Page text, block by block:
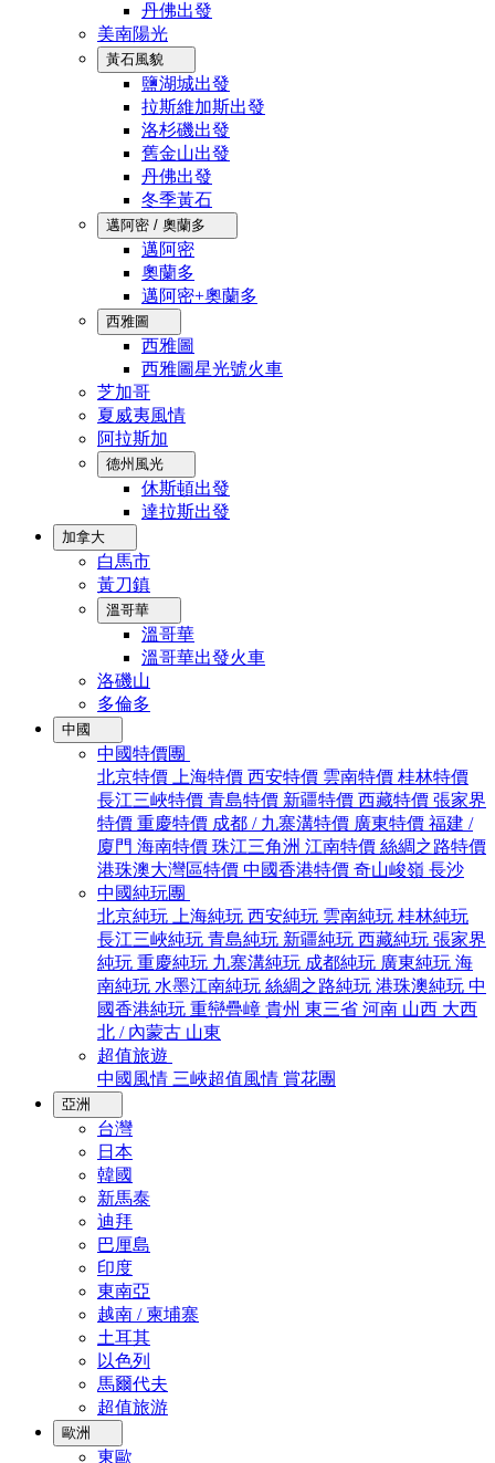
丹佛出發
美南陽光
黃石風貌
鹽湖城出發
拉斯維加斯出發
洛杉磯出發
舊金山出發
丹佛出發
冬季黃石
邁阿密 / 奧蘭多
邁阿密
奧蘭多
邁阿密+奧蘭多
西雅圖
西雅圖
西雅圖星光號火車
芝加哥
夏威夷風情
阿拉斯加
德州風光
休斯頓出發
達拉斯出發
加拿大
白馬市
黃刀鎮
溫哥華
溫哥華
溫哥華出發火車
洛磯山
多倫多
中國
中國特價團
北京特價
上海特價 西安特價 雲南特價 桂林特價
長江三峽特價 青島特價 新疆特價 西藏特價 張家界
特價 重慶特價 成都 / 九寨溝特價 廣東特價 福建 /
廈門 海南特價 珠江三角洲 江南特價 絲綢之路特價
港珠澳大灣區特價 中國香港特價 奇山峻嶺 長沙
中國純玩團
北京純玩
上海純玩 西安純玩 雲南純玩 桂林純玩
長江三峽純玩 青島純玩 新疆純玩 西藏純玩 張家界
純玩 重慶純玩 九寨溝純玩 成都純玩 廣東純玩 海
南純玩 水墨江南純玩 絲綢之路純玩 港珠澳純玩 中
國香港純玩 重巒疊嶂 貴州 東三省 河南 山西 大西
北 / 內蒙古 山東
超值旅遊
中國風情 三峽超值風情 賞花團
亞洲
台灣
日本
韓國
新馬泰
迪拜
巴厘島
印度
東南亞
越南 / 柬埔寨
土耳其
以色列
馬爾代夫
超值旅游
歐洲
東歐